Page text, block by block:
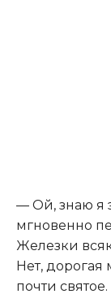
— Ой, знаю я
мгновенно
Железки
Нет,
почти